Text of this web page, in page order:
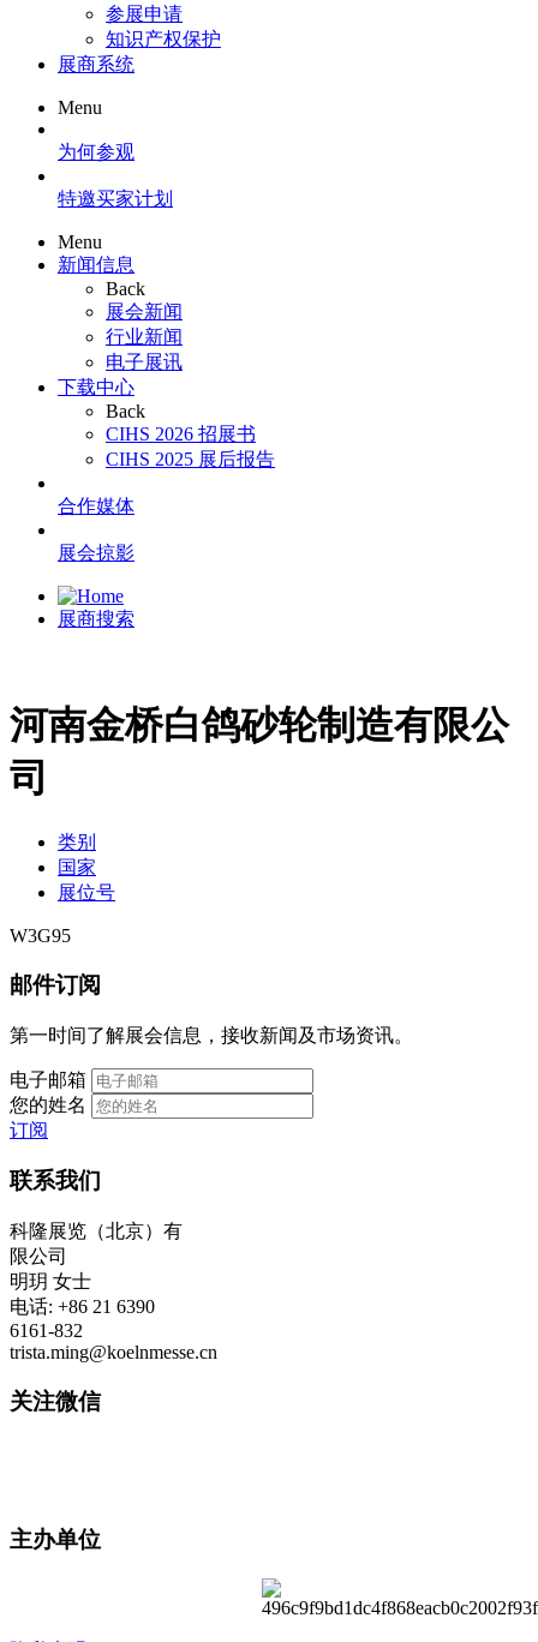
参展申请
知识产权保护
展商系统
Menu
为何参观
特邀买家计划
Menu
新闻信息
Back
展会新闻
行业新闻
电子展讯
下载中心
Back
CIHS 2026 招展书
CIHS 2025 展后报告
合作媒体
展会掠影
展商搜索
河南金桥白鸽砂轮制造有限公
司
类别
国家
展位号
W3G95
邮件订阅
第一时间了解展会信息，接收新闻及市场资讯。
电子邮箱
您的姓名
订阅
联系我们
科隆展览（北京）有
限公司
明玥 女士
电话: +86 21 6390
6161-832
trista.ming@koelnmesse.cn
关注微信
主办单位